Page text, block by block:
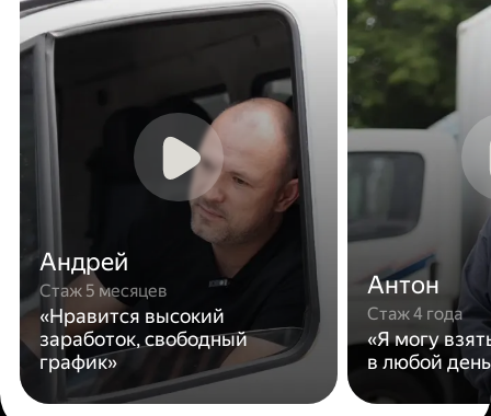
Андрей
Стаж 5 месяцев
«Нравится высокий
заработок, свободный
график»
Антон
Стаж 4 года
«Я могу
в любой